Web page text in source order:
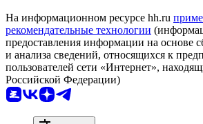
На информационном ресурсе hh.ru
рекомендательные технологии
предоставления информации на основе
и анализа сведений, относящихся к
пользователей сети «Интернет»,
Российской Федерации)